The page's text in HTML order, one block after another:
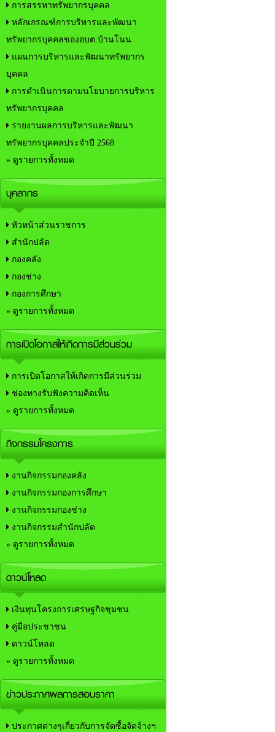
การสรรหาทรัพยากรบุคคล
หลักเกรณฑ์การบริหารและพัฒนา
ทรัพยากรบุคคลของอบต.บ้านโนน
แผนการบริหารและพัฒนาทรัพยากร
บุคคล
การดำเนินการตามนโยบายการบริหาร
ทรัพยากรบุคคล
รายงานผลการบริหารและพัฒนา
ทรัพยากรบุคคลประจำปี 2568
» ดูรายการทั้งหมด
บุคลากร
หัวหน้าส่วนราชการ
สำนักปลัด
กองคลัง
กองช่าง
กองการศึกษา
» ดูรายการทั้งหมด
การเปิดโอกาสให้เกิดการมีส่วนร่วม
การเปิดโอกาสให้เกิดการมีส่วนร่วม
ช่องทางรับฟังความคิดเห็น
» ดูรายการทั้งหมด
กิจกรรมโครงการ
งานกิจกรรมกองคลัง
งานกิจกรรมกองการศึกษา
งานกิจกรรมกองช่าง
งานกิจกรรมสำนักปลัด
» ดูรายการทั้งหมด
ดาวน์โหลด
เงินทุนโครงการเศรษฐกิจชุมชน
คู่มือประชาชน
ดาวน์โหลด
» ดูรายการทั้งหมด
ข่าวประกาศผลการสอบราคา
ประกาศต่างๆเกี่ยวกับการจัดซื้อจัดจ้างฯ